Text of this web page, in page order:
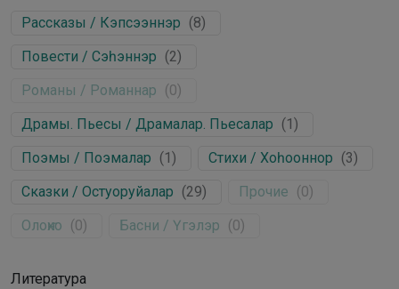
Рассказы / Кэпсээннэр (8)
Повести / Сэһэннэр (2)
Романы / Романнар (0)
Драмы. Пьесы / Драмалар. Пьесалар (1 )
Поэмы / Поэмалар (1 ) Стихи / Хоһооннор (3)
Сказки / Остуоруйалар (29) Прочие (0)
Олоҥхо (0) Басни / Үгэлэр (0)
Литература